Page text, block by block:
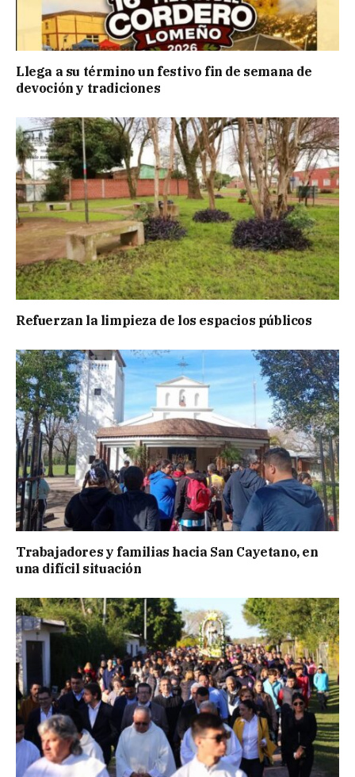
Llega a su término un festivo fin de semana de
devoción y tradiciones
Refuerzan la limpieza de los espacios públicos
Trabajadores y familias hacia San Cayetano, en
una difícil situación